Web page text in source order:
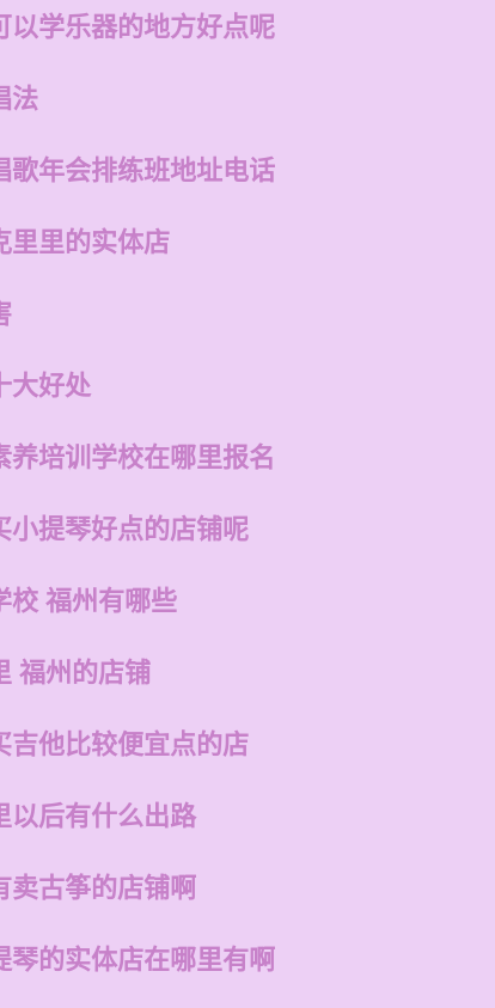
以学乐器的地方好点呢
法
歌年会排练班地址电话
里里的实体店
大好处
养培训学校在哪里报名
小提琴好点的店铺呢
校 福州有哪些
福州的店铺
吉他比较便宜点的店
以后有什么出路
卖古筝的店铺啊
琴的实体店在哪里有啊